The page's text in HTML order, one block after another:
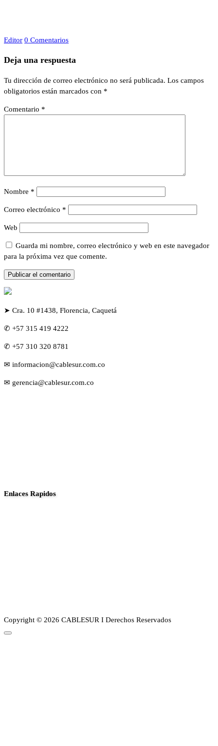
Editor 0 Comentarios
Deja una respuesta
Tu dirección de correo electrónico no será publicada. Los campos
obligatorios están marcados con *
Comentario *
Nombre *
Correo electrónico *
Web
Guarda mi nombre, correo electrónico y web en este navegador
para la próxima vez que comente.
➤ Cra. 10 #1438, Florencia, Caquetá
✆ +57 315 419 4222
✆ +57 310 320 8781
✉ informacion@cablesur.com.co
✉ gerencia@cablesur.com.co
Enlaces Rapidos
Copyright © 2026 CABLESUR I Derechos Reservados